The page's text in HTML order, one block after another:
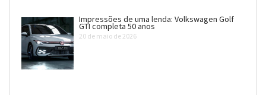
Impressões de uma lenda: Volkswagen Golf
GTI completa 50 anos
20 de maio de 2026